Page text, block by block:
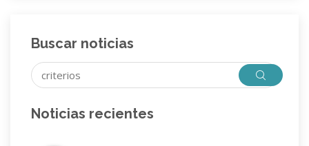
Buscar noticias
Noticias recientes